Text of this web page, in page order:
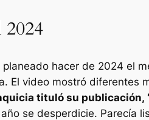
2024
hacer de 2024 el
. El video mostró diferentes
tituló su publicación,
se desperdicie. Parecía